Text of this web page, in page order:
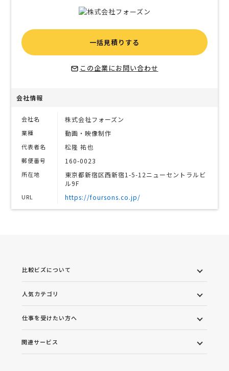
一括見積りする
この企業にお問い合わせ
会社情報
会社名 株式会社フォーズン
業種 動画・映像制作
代表者名 松隆 祐也
郵便番号 160-0023
所在地
東京都新宿区西新宿1-5-12ニューセントラルビ
ル9F
URL https://foursons.co.jp/
比較ビズについて
人気カテゴリ
仕事を受けたい方へ
関連サービス